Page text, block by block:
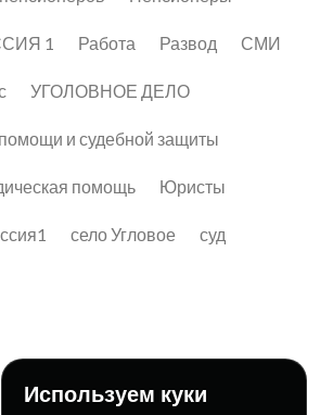
1 Работа Развод СМИ
УГОЛОВНОЕ ДЕЛО
и судебной защиты
помощь Юристы
село Угловое суд
Используем куки